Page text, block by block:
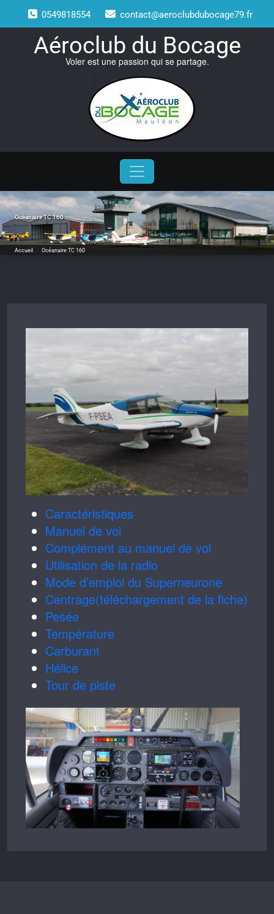
content
0549818554 contact@aeroclubdubocage79.fr
Aéroclub du Bocage
Voler est une passion qui se partage.
Océanaire TC 160
Accueil Océanaire TC 160
Caractéristiques
Manuel de vol
Complément au manuel de vol
Utilisation de la radio
Mode d’emploi du Superneurone
Centrage(téléchargement de la fiche)
Pesée
Température
Carburant
Hélice
Tour de piste